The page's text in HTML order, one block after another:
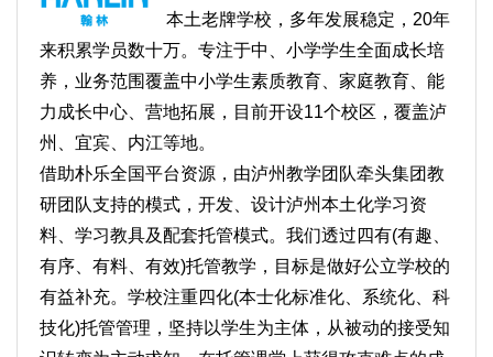
本土老牌学校，多年发展稳定，20年
来积累学员数十万。专注于中、小学学生全面成长培
养，业务范围覆盖中小学生素质教育、家庭教育、能
力成长中心、营地拓展，目前开设11个校区，覆盖泸
州、宜宾、内江等地。
借助朴乐全国平台资源，由泸州教学团队牵头集团教
研团队支持的模式，开发、设计泸州本土化学习资
料、学习教具及配套托管模式。我们透过四有(有趣、
有序、有料、有效)托管教学，目标是做好公立学校的
有益补充。学校注重四化(本士化标准化、系统化、科
技化)托管管理，坚持以学生为主体，从被动的接受知